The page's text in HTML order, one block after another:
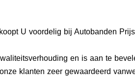
U voordelig bij Autobanden
en is aan te
klanten zeer gewaardeerd